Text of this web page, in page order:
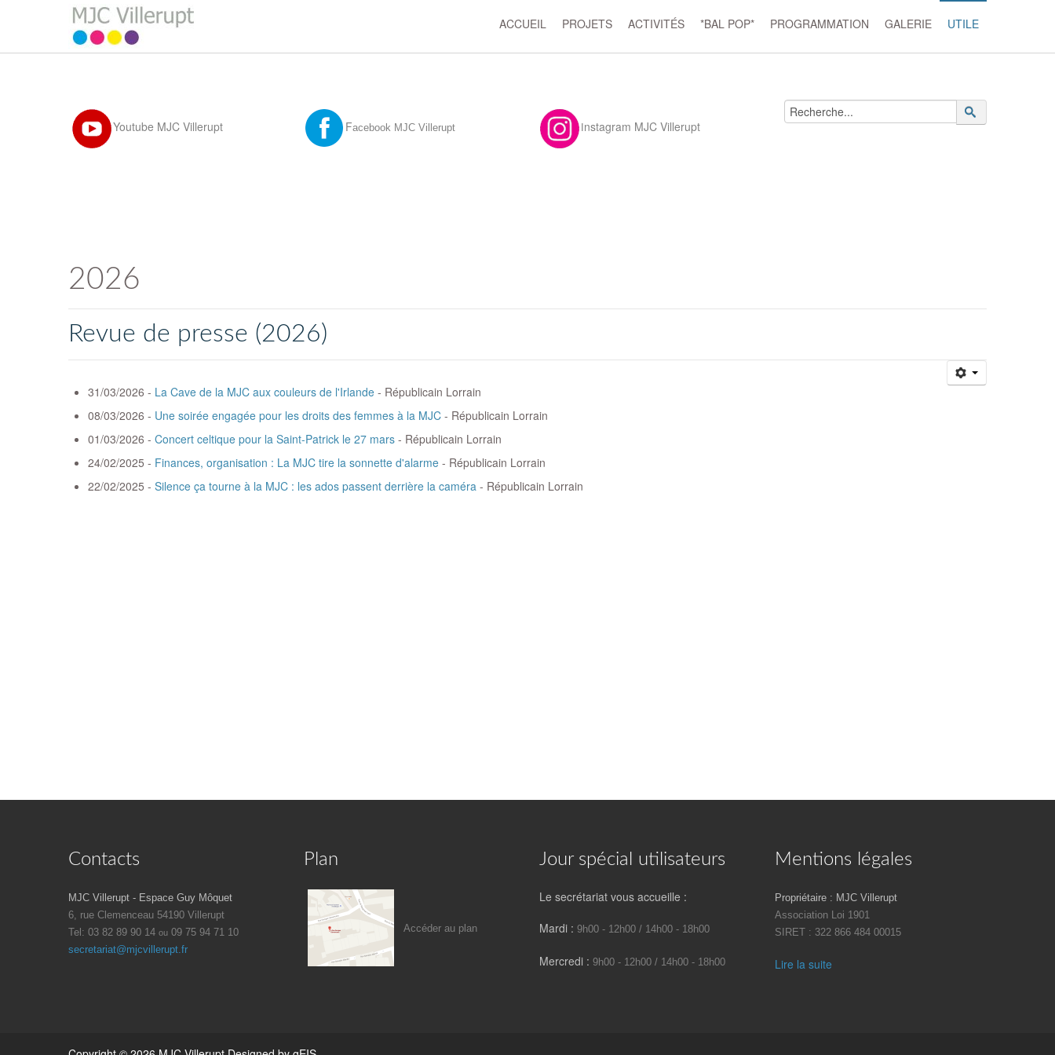
ACCUEIL PROJETS ACTIVITÉS *BAL POP* PROGRAMMATION GALERIE UTILE
Youtube MJC Villerupt Facebook MJC Villerupt nstagram MJC Villerupt
2026
Revue de presse (2026)
31/03/2026 - La Cave de la MJC aux couleurs de l'Irlande - Républicain Lorrain
08/03/2026 - Une soirée engagée pour les droits des femmes à la MJC - Républicain Lorrain
01/03/2026 - Concert celtique pour la Saint-Patrick le 27 mars - Républicain Lorrain
24/02/2025 - Finances, organisation : La MJC tire la sonnette d'alarme - Républicain Lorrain
22/02/2025 - Silence ça tourne à la MJC : les ados passent derrière la caméra - Républicain Lorrain
Contacts
MJC Villerupt - Espace Guy Môquet
6, rue Clemenceau 54190 Villerupt
Tel: 03 82 89 90 14 ou 09 75 94 71 10
secretariat@mjcvillerupt.fr
Plan
Accéder au plan
Jour spécial utilisateurs
Le secrétariat vous accueille :
Mardi : 9h00 - 12h00 / 14h00 - 18h00
Mercredi : 9h00 - 12h00 / 14h00 - 18h00
Mentions légales
Propriétaire : MJC Villerupt
Association Loi 1901
SIRET : 322 866 484 00015
Lire la suite